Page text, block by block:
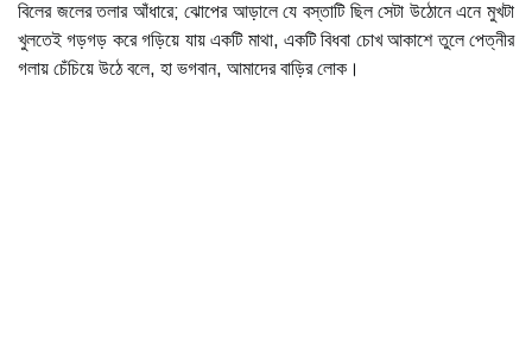
বিলের জলের তলার আঁধারে; ঝোপের আড়ালে যে বস্তাটি ছিল সেটা উঠোনে এনে মুখটা
খুলতেই গড়গড় করে গড়িয়ে যায় একটি মাথা, একটি বিধবা চোখ আকাশে তুলে পেত্নীর
গলায় চেঁচিয়ে উঠে বলে, হা ভগবান, আমাদের বাড়ির লোক।